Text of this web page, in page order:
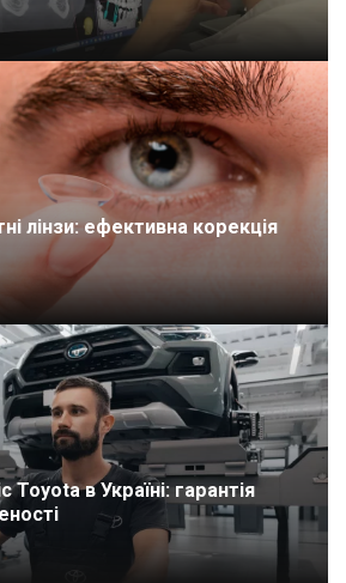
лінзи: ефективна корекція
Toyota в Україні: гарантія